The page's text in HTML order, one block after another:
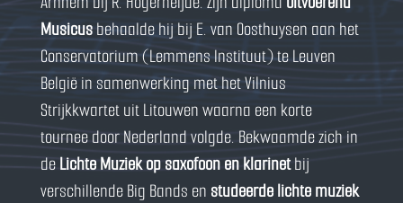
Musicus behaalde hij bij E. van Oosthuysen aan het
Conservatorium (Lemmens Instituut) te Leuven
België in samenwerking met het Vilnius
Strijkkwartet uit Litouwen waarna een korte
tournee door Nederland volgde. Bekwaamde zich in
de Lichte Muziek op saxofoon en klarinetbij
verschillende Big Bands en studeerde lichte muziek